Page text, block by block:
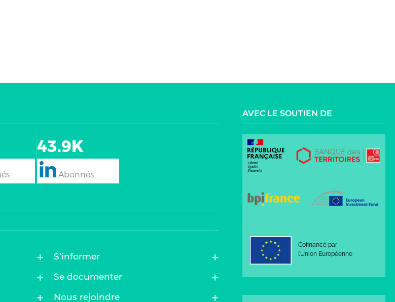
43.9K
S’informer
Se documenter
Nous rejoindre
AVEC LE SOUTIEN DE
Cofinancé par
l’Union Européenne